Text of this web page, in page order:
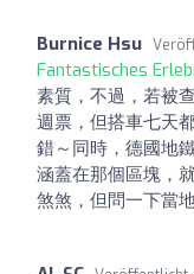
Burnice Hsu
Fantastisches
素質，不過，若被
週票，但搭車七天
錯～同時，德國地
涵蓋在那個區塊，
煞煞，但問一下當